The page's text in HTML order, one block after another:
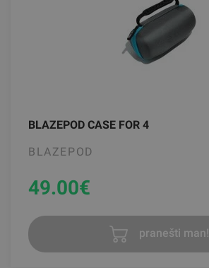
BLAZEPOD CASE FOR 4
BLAZEPOD
49.00€
pranešti man!